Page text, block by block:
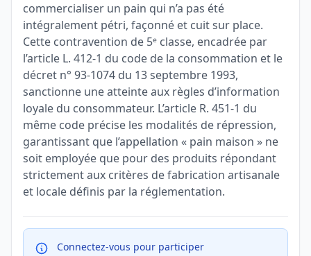
commercialiser un pain qui n’a pas été
intégralement pétri, façonné et cuit sur place.
Cette contravention de 5ᵉ classe, encadrée par
l’article L. 412-1 du code de la consommation et le
décret n° 93-1074 du 13 septembre 1993,
sanctionne une atteinte aux règles d’information
loyale du consommateur. L’article R. 451-1 du
même code précise les modalités de répression,
garantissant que l’appellation « pain maison » ne
soit employée que pour des produits répondant
strictement aux critères de fabrication artisanale
et locale définis par la réglementation.
Connectez-vous pour participer